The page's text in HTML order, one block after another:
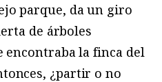
parque, da un giro
de árboles
encontraba la finca del
¿partir o no